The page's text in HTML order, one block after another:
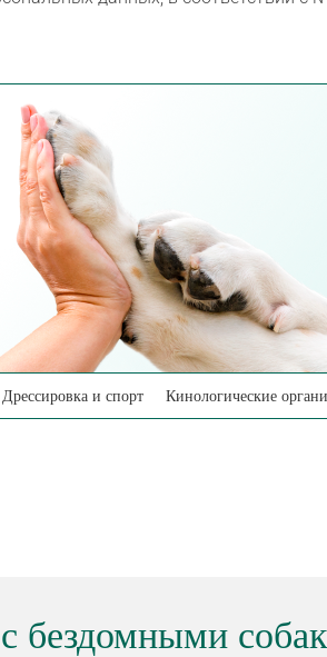
Дрессировка и спорт Кинологические
бездомными